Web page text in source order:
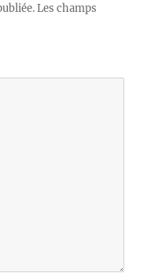
Les champs